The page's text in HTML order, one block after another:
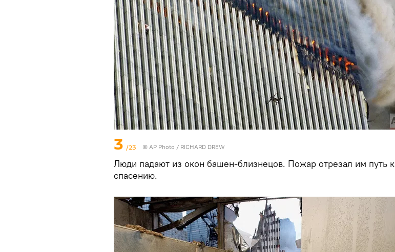
3 /23 © AP Photo / RICHARD DREW
Люди падают из окон башен-близнецов. Пожар отрезал им путь к
спасению.